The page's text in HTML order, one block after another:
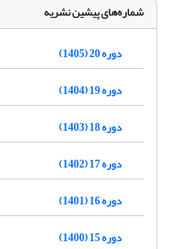
شماره‌های پیشین نشریه
دوره 20 (1405)
دوره 19 (1404)
دوره 18 (1403)
دوره 17 (1402)
دوره 16 (1401)
دوره 15 (1400)